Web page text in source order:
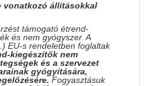
vonatkozó állításokkal
támogató étrend-
és nem gyógyszer. A
EU-s rendeletben foglaltak
kiegészítők nem
és a szervezet
gyógyítására,
Fogyasztásuk